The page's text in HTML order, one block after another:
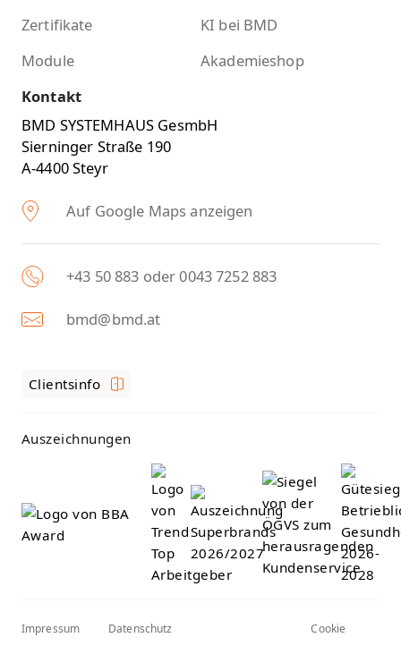
Zertifikate
KI bei BMD
Module
Akademieshop
Kontakt
BMD SYSTEMHAUS GesmbH
Sierninger Straße 190
A-4400 Steyr
Auf Google Maps anzeigen
+43 50 883 oder 0043 7252 883
bmd@bmd.at
Clientsinfo
Auszeichnungen
Impressum Datenschutz Cookie